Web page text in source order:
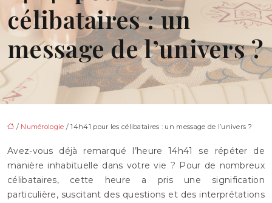
célibataires : un
message de l’univers ?
/ Numérologie / 14h41 pour les célibataires : un message de l’univers ?
Avez-vous déjà remarqué l’heure 14h41 se répéter de
manière inhabituelle dans votre vie ? Pour de nombreux
célibataires, cette heure a pris une signification
particulière, suscitant des questions et des interprétations